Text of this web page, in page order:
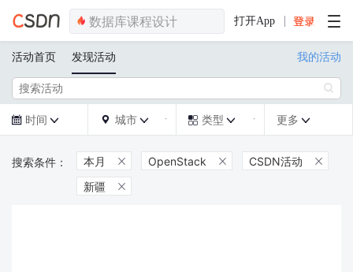
打开App
活动首页 发现活动 我的活动

 时间   城市   类型  更多 
本月  OpenStack  CSDN活动 
新疆 